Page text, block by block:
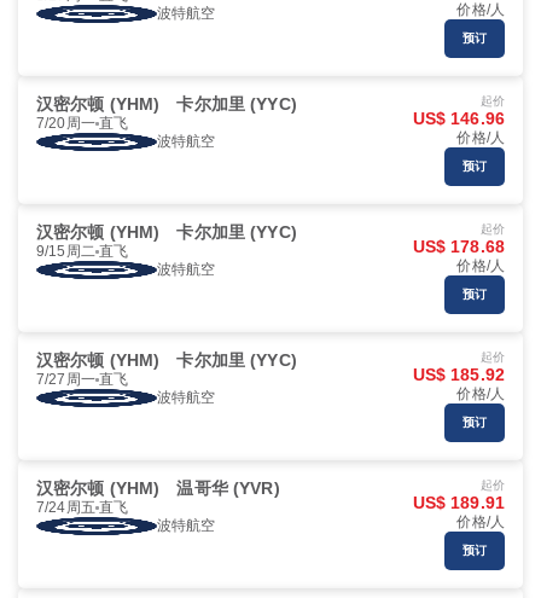
波特航空
价格/人
预订
汉密尔顿 (YHM) 卡尔加里 (YYC)
7/20周一 直飞
波特航空
起价
US$ 146.96
价格/人
预订
汉密尔顿 (YHM) 卡尔加里 (YYC)
9/15周二 直飞
波特航空
起价
US$ 178.68
价格/人
预订
汉密尔顿 (YHM) 卡尔加里 (YYC)
7/27周一 直飞
波特航空
起价
US$ 185.92
价格/人
预订
汉密尔顿 (YHM) 温哥华 (YVR)
7/24周五 直飞
波特航空
起价
US$ 189.91
价格/人
预订